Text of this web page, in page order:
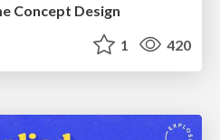
Concept Design
1 420